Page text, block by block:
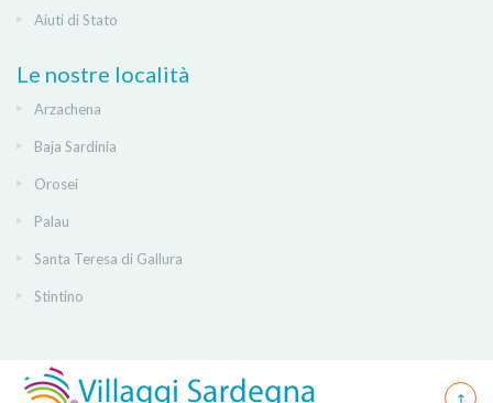
Aiuti di Stato
Le nostre località
Arzachena
Baja Sardinia
Orosei
Palau
Santa Teresa di Gallura
Stintino